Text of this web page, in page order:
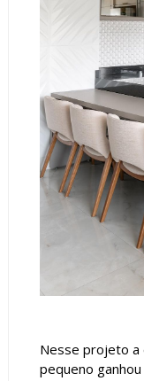
Nesse projeto a
pequeno